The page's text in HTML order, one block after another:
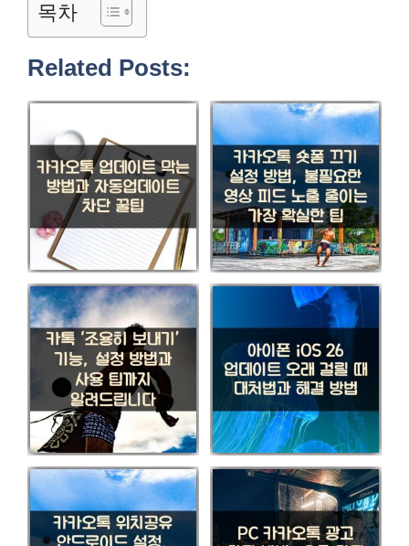
목차
Related Posts: